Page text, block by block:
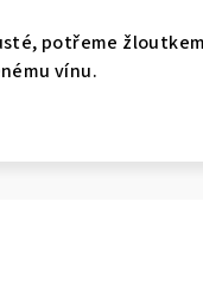
potřeme
vínu.